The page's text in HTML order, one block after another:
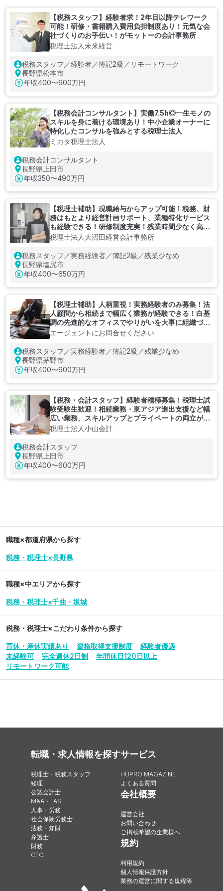
【税務スタッフ】経験者求！2年目以降テレワーク
可能！研修・書籍購入費用負担制度あり！元気な会
社づくりのお手伝い！がモットーの会計事務所
税理士法人未来経営
税務スタッフ／経験者／簿記2級／リモートワーク
長野県松本市
年収400〜600万円
【税務会計コンサルタント】実働7.5h◎一生モノの
スキルを身に着ける環境あり！中小企業オーナーに
特化したコンサルを強みとする税理士法人
ミカタ税理士法人
税務会計コンサルタント
長野県上田市
年収350〜490万円
【税理士補助】現職給与からアップ可能！税務、財
務はもとより経営計画サポート、業種特化サービス
も経験できる！研修制度充実！残業時間少なく高給
与を目指せる税理士法人
税理士法人大沼田経営会計事務所
税務スタッフ／実務経験者／簿記2級／残業少なめ
長野県塩尻市
年収400〜650万円
【税理士補助】人柄重視！実務経験者のみ募集！法
人顧問から相続まで幅広く業務が経験できる！白基
調の先進的なオフィスでやりがいを大事に組織づく
りをしている会計事務所
エージェントにお問合せください
税務スタッフ／実務経験者／簿記2級／残業少なめ
長野県茅野市
年収400〜600万円
【税務・会計スタッフ】経験者積極募集！税理士試
験受験生歓迎！相続業務・東アジア進出支援など幅
広い業務、スキルアップとプライベートの両立がで
きる税理士事務所
税理士法人小山会計
税務会計スタッフ
長野県上田市
年収400〜600万円
職種×都道府県から探す
税務・税理士×長野県
職種×中エリアから探す
税務・税理士×千曲・坂城
税務・税理士×こだわり条件から探す
育休・産休実績あり 資格取得支援制度
経験者優遇
未経験可
完全週休2日制
年間休日120日以上
リモートワーク可能
転職・求人情報を探す
税理士・税務スタッフ
経理
公認会計士
M&A・FAS
人事・労務
社会保険労務士
法務・知財
弁護士
財務
CFO
サービス
HUPRO MAGAZINE
よくある質問
会社概要
運営会社
お問い合わせ
ご掲載希望の企業様へ
規約
利用規約
個人情報保護方針
業務の運営に関する規程等